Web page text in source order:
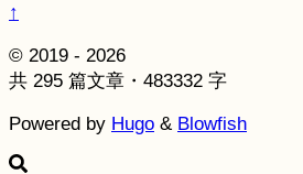
↑
© 2019 - 2026
共 295 篇文章・483332 字
Powered by Hugo & Blowfish